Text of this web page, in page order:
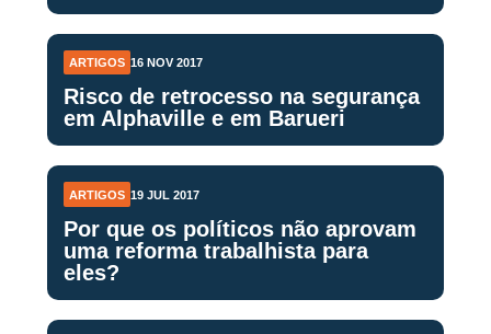
ARTIGOS 16 NOV 2017
Risco de retrocesso na segurança
em Alphaville e em Barueri
ARTIGOS 19 JUL 2017
Por que os políticos não aprovam
uma reforma trabalhista para
eles?